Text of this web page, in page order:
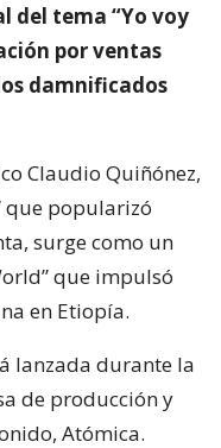
del tema “Yo voy
por ventas
damnificados
Claudio Quiñónez,
que popularizó
surge como un
que impulsó
en Etiopía.
lanzada durante la
de producción y
Atómica.